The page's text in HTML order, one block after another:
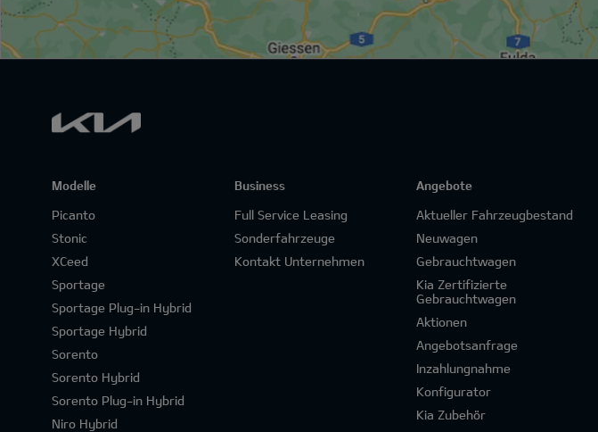
Modelle
Picanto
Stonic
XCeed
Sportage
Sportage Plug-in Hybrid
Sportage Hybrid
Sorento
Sorento Hybrid
Sorento Plug-in Hybrid
Niro Hybrid
Business
Full Service Leasing
Sonderfahrzeuge
Kontakt Unternehmen
Angebote
Aktueller Fahrzeugbestand
Neuwagen
Gebrauchtwagen
Kia Zertifizierte
Gebrauchtwagen
Aktionen
Angebotsanfrage
Inzahlungnahme
Konfigurator
Kia Zubehör